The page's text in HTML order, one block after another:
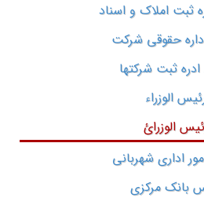
ثبت املاک و اسناد
حقوقی شرکت
ثبت شرکتها
الوزراء
الوزرائ
اداری شهربانی
بانک مرکزی